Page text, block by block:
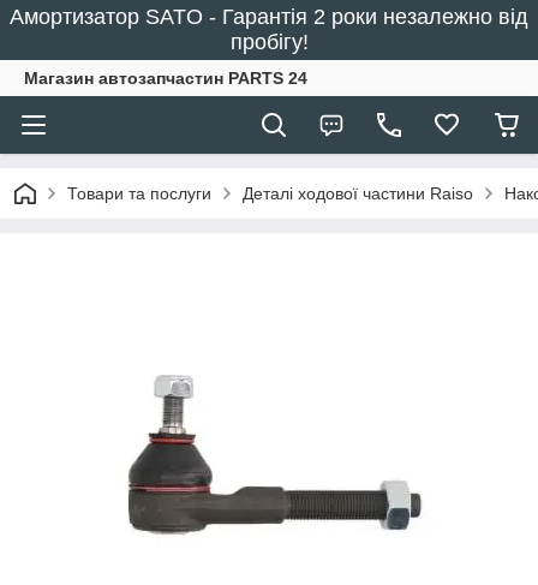
Амортизатор SATO - Гарантія 2 роки незалежно від
пробігу!
Магазин автозапчастин PARTS 24
Товари та послуги Деталі ходової частини Raiso